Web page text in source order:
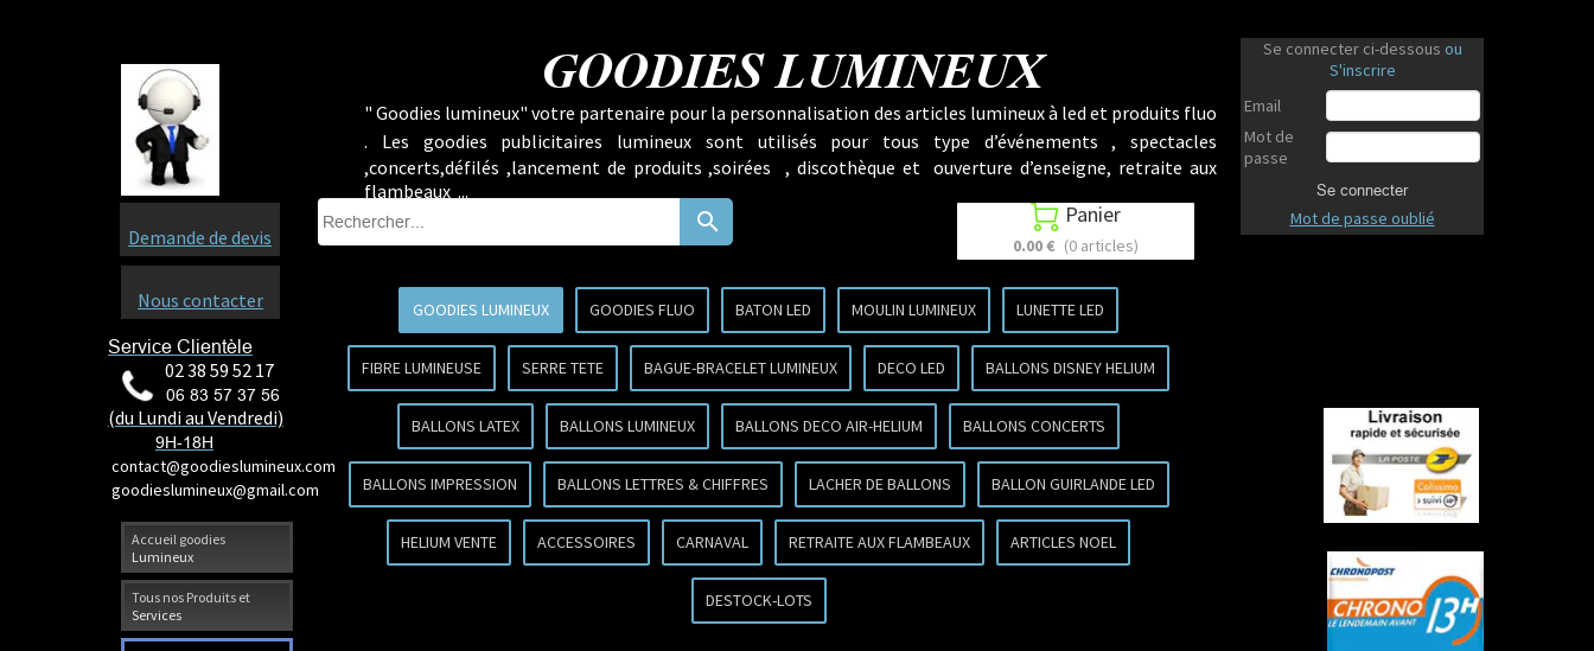
Accueil goodies
Lumineux
Tous nos Produits et
Services
GOODIES LUMINEUX Se connecter ci-dessous ou
S'inscrire
Email
Mot de
passe
Se connecter
Mot de passe oublié
Service Clientèle
02 38 59 52 17
06 83 57 37 56
(du Lundi au Vendredi)
9H-18H
contact@goodieslumineux.com
goodieslumineux@gmail.com
Demande de devis
Nous contacter
" Goodies lumineux" votre partenaire pour la personnalisation des articles lumineux à led et produits fluo
. Les goodies publicitaires lumineux sont utilisés pour tous type d’événements , spectacles
,concerts,défilés ,lancement de produits ,soirées , discothèque et ouverture d’enseigne, retraite aux
flambeaux ...
search  Panier
0.00 € (0 articles)
GOODIES LUMINEUX GOODIES FLUO BATON LED MOULIN LUMINEUX LUNETTE LED
FIBRE LUMINEUSE SERRE TETE BAGUE-BRACELET LUMINEUX DECO LED BALLONS DISNEY HELIUM
BALLONS LATEX BALLONS LUMINEUX BALLONS DECO AIR-HELIUM BALLONS CONCERTS
BALLONS IMPRESSION BALLONS LETTRES & CHIFFRES LACHER DE BALLONS BALLON GUIRLANDE LED
HELIUM VENTE ACCESSOIRES CARNAVAL RETRAITE AUX FLAMBEAUX ARTICLES NOEL
DESTOCK-LOTS